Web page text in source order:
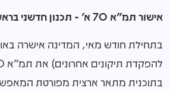
אישור תמ"א 70 א' - תכנון חדשני
בתחילת חודש מאי, המדינה אישרה
בתוכנית מתאר ארצית מפורטת